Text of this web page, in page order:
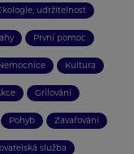
udržitelnost
První pomoc
Kultura
Grilování
Pohyb Zavařování
služba